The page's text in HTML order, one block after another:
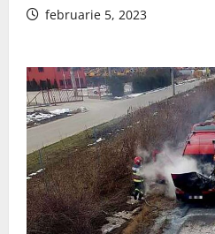
februarie 5, 2023